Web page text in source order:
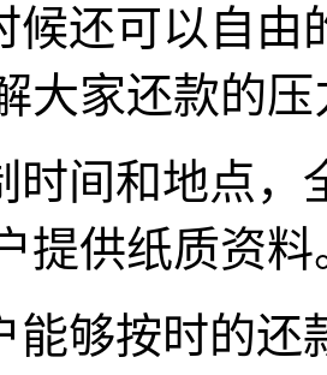
候还可以自
大家还款的压
时间和地点
提供纸质资料
能够按时的